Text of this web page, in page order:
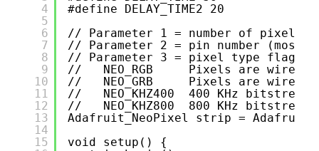
4
5
6
7
8
9
10
11
12
13
14
15
#define DELAY_TIME2 20
// Parameter 1 = number of pixels
// Parameter 2 = pin number (most
// Parameter 3 = pixel type flags,
//   NEO_RGB     Pixels are wired
//   NEO_GRB     Pixels are wired
//   NEO_KHZ400  400 KHz
//   NEO_KHZ800  800 KHz
Adafruit_NeoPixel strip =
void setup() {